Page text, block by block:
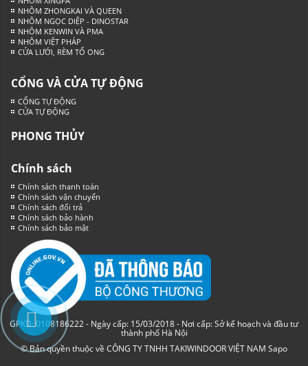
NHÔM ZHONGKAI VÀ QUEEN
NHÔM NGỌC DIỆP - DINOSTAR
NHÔM KENWIN VÀ PMA
NHÔM VIỆT PHÁP
CỬA LƯỚI, RÈM TỔ ONG
CỔNG VÀ CỬA TỰ ĐỘNG
CỔNG TỰ ĐỘNG
CỬA TỰ ĐỘNG
PHONG THỦY
Chính sách
Chính sách thanh toán
Chính sách vận chuyển
Chính sách đổi trả
Chính sách bảo hành
Chính sách bảo mật
GPKD: 0108186222 - Ngày cấp: 15/03/2018 - Nơi cấp: Sở kế hoạch và đầu tư
thành phố Hà Nội
© Bản quyền thuộc về CÔNG TY TNHH TAKIWINDOOR VIỆT NAM Sapo